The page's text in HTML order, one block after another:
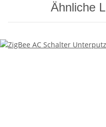
Ähnliche